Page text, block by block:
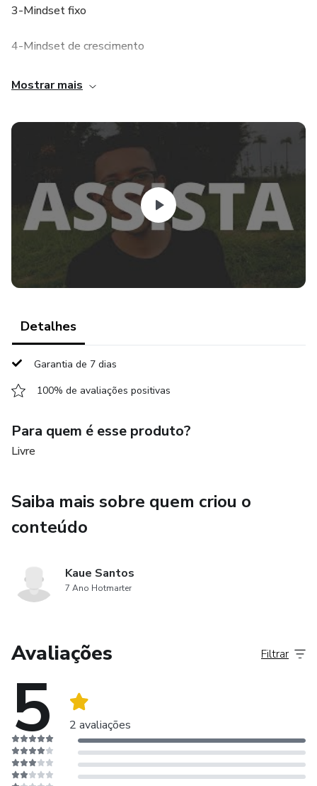
3-Mindset fixo
4-Mindset de crescimento
5-Hacks para melhorar o seu mindset
8-Mindset e o jovem
9-O problema da pornografia
10-Obtendo resultados de sucesso
12-Você é um taker ou um giver?
13-Coloque tudo em prática
14-Indicações de livros para o aumento do seu Mindset.
Mostrar mais
Detalhes
Garantia de 7 dias
100% de avaliações positivas
Para quem é esse produto?
Livre
Saiba mais sobre quem criou o
conteúdo
Kaue Santos
7 Ano Hotmarter
Avaliações
5 2 avaliações
Filtrar